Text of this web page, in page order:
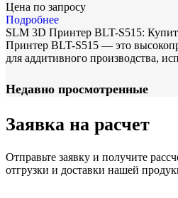
Цена по запросу
Подробнее
SLM 3D Принтер BLT-S515:
Принтер BLT-S515 — это
для аддитивного производства,
Недавно просмотренные
Заявка на расчет
Отправьте заявку и получите
отгрузки и доставки нашей